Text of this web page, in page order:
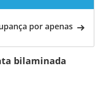
por apenas
bilaminada